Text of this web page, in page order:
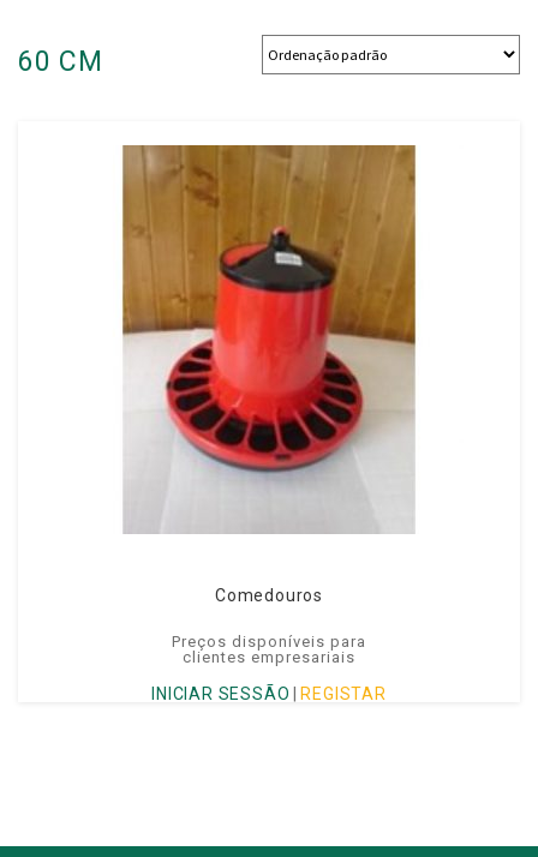
60 CM
Comedouros
Preços disponíveis para
clientes empresariais
INICIAR SESSÃO REGISTAR